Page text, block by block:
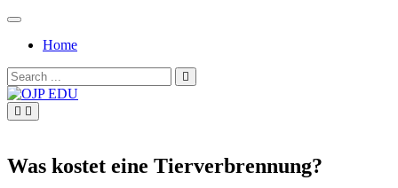
Skip
contentHome
Search
for:
Was kostet eine Tierverbrennung?